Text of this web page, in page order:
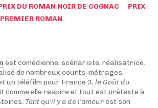
DU ROMAN NOIR DE COGNAC PRIX
ROMAN
est comédienne, scénariste, réalisatrice.
de nombreux courts-métrages,
un téléfilm pour France 3, le Goût du
comme elle respire et tout est prétexte à
Tant qu’il y a de l’amourest son